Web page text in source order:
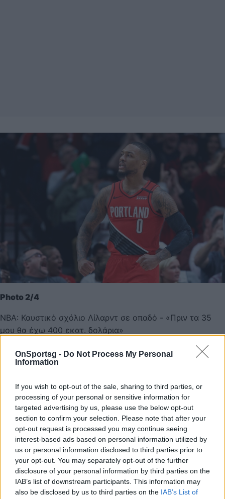
OnSportsg - Do Not Process My Personal
Information
If you wish to opt-out of the sale, sharing to third parties, or
processing of your personal or sensitive information for
targeted advertising by us, please use the below opt-out
section to confirm your selection. Please note that after your
opt-out request is processed you may continue seeing
interest-based ads based on personal information utilized by
us or personal information disclosed to third parties prior to
your opt-out. You may separately opt-out of the further
disclosure of your personal information by third parties on the
IAB’s list of downstream participants. This information may
also be disclosed by us to third parties on the IAB’s List of
Photo 2/4
NBA: Καυστικό σχόλιο Λίλαρντ σε οπαδό - «Πριν τα 35
μου θα έχω 400 εκατ. δολάρια»